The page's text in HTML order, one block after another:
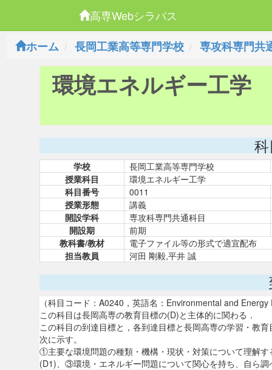
高専Webシラバス
ホーム
長岡工業高等専門学校 専攻科専門共
環境エネルギー工学
学校
長岡工業高等専門学校
授業科目
環境エネルギー工学
科目番号
0011
授業形態
講義
開設学科
専攻科専門共通科目
開設期
前期
教科書/教材
電子ファイル等の形式で適宜配布
担当教員
河田 剛毅,平井 誠
（科目コード：A0240，英語名：Environmental and
この科目は長岡高専の教育目標の(D)と主体的に関わる．
この科目の到達目標と，各到達目標と長岡高専の学習・教
次に示す。
①主要な環境問題の種類・機構・現状・対策について理解
(D1)、③環境・エネルギー問題について関心を持ち、自ら